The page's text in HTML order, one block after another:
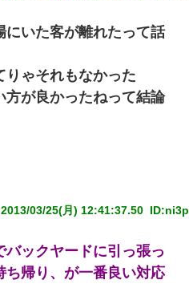
ので…
てて中学に入ってから関係を持
バラしてやる」と脅迫されたの
なんでなんで？」 → 放置した
きしてみた結果ｗｗｗｗｗｗｗ
にいた客が離れたって話
りゃそれもなかった
方が良かったねって結論
2013/03/25(月) 12:41:37.50 ID:
バックヤードに引っ張っ
ち帰り、が一番良い対応